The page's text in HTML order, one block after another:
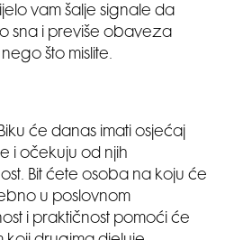
vam šalje signale da
sna i previše obaveza
što mislite.
će danas imati osjećaj
i očekuju od njih
Bit ćete osoba na koju će
u poslovnom
i praktičnost pomoći će